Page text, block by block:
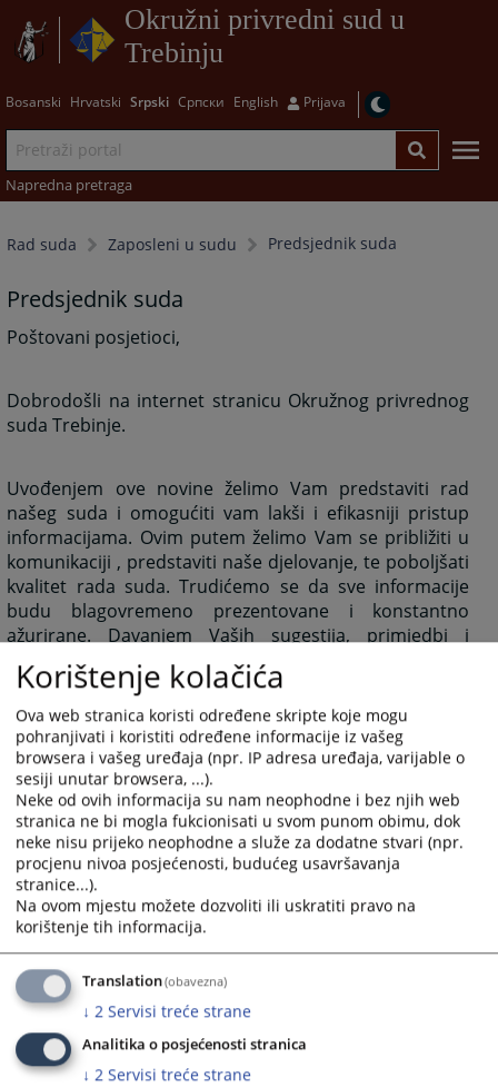
Okružni privredni sud u
Trebinju
Bosanski Hrvatski Srpski Српски English Prijava
Napredna pretraga
Rad suda Zaposleni u sudu Predsjednik suda
Predsjednik suda
Poštovani posjetioci,
Dobrodošli na internet stranicu Okružnog privrednog
suda Trebinje.
Uvođenjem ove novine želimo Vam predstaviti rad
našeg suda i omogućiti vam lakši i efikasniji pristup
informacijama. Ovim putem želimo Vam se približiti u
komunikaciji , predstaviti naše djelovanje, te poboljšati
kvalitet rada suda. Trudićemo se da sve informacije
budu blagovremeno prezentovane i konstantno
ažurirane. Davanjem Vaših sugestija, primjedbi i
pohvala nastojaćemo zajedno doprinijeti što boljem i
efikasnijem radu.
S poštovanjem,
Smajil Begović
Korištenje kolačića
Ova web stranica koristi određene skripte koje mogu
pohranjivati i koristiti određene informacije iz vašeg
browsera i vašeg uređaja (npr. IP adresa uređaja, varijable o
sesiji unutar browsera, ...).
Neke od ovih informacija su nam neophodne i bez njih web
stranica ne bi mogla fukcionisati u svom punom obimu, dok
neke nisu prijeko neophodne a služe za dodatne stvari (npr.
procjenu nivoa posjećenosti, budućeg usavršavanja
stranice...).
Na ovom mjestu možete dozvoliti ili uskratiti pravo na
korištenje tih informacija.
Translation(obavezna)
↓ 2 Servisi treće strane
Analitika o posjećenosti stranica
↓ 2 Servisi treće strane